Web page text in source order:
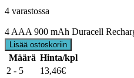
4 varastossa
4 AAA 900 mAh Duracell
Lisää ostoskoriin
Määrä Hinta/kpl
2 - 5
13,46€